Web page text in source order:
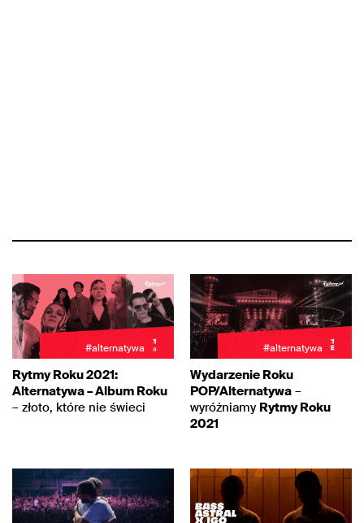
#alternatywa
Rytmy Roku 2021:
Alternatywa – Album Roku
– złoto, które nie świeci
#alternatywa
Wydarzenie Roku
POP/Alternatywa –
wyróżniamy Rytmy Roku
2021